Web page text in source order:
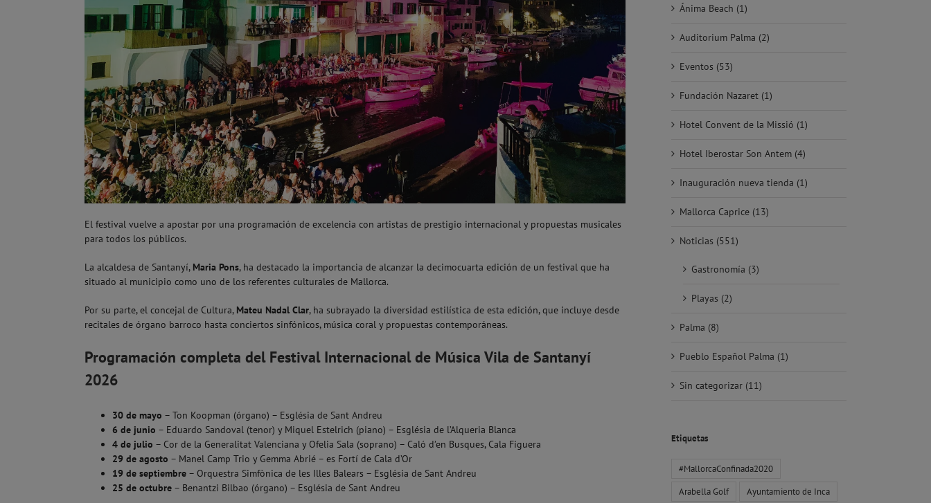
El festival vuelve a apostar por una programación de excelencia con artistas de prestigio internacional y propuestas musicales
para todos los públicos.
La alcaldesa de Santanyí, Maria Pons, ha destacado la importancia de alcanzar la decimocuarta edición de un festival que ha
situado al municipio como uno de los referentes culturales de Mallorca.
Por su parte, el concejal de Cultura, Mateu Nadal Clar, ha subrayado la diversidad estilística de esta edición, que incluye desde
recitales de órgano barroco hasta conciertos sinfónicos, música coral y propuestas contemporáneas.
Programación completa del Festival Internacional de Música Vila de Santanyí
2026
30 de mayo – Ton Koopman (órgano) – Església de Sant Andreu
6 de junio – Eduardo Sandoval (tenor) y Miquel Estelrich (piano) – Església de l’Alqueria Blanca
4 de julio – Cor de la Generalitat Valenciana y Ofelia Sala (soprano) – Caló d’en Busques, Cala Figuera
29 de agosto – Manel Camp Trio y Gemma Abrié – es Fortí de Cala d’Or
19 de septiembre – Orquestra Simfònica de les Illes Balears – Església de Sant Andreu
25 de octubre – Benantzi Bilbao (órgano) – Església de Sant Andreu
Ánima Beach (1)
Auditorium Palma (2)
Eventos (53)
Fundación Nazaret (1)
Hotel Convent de la Missió (1)
Hotel Iberostar Son Antem (4)
Inauguración nueva tienda (1)
Mallorca Caprice (13)
Noticias (551)
Gastronomía (3)
Playas (2)
Palma (8)
Pueblo Español Palma (1)
Sin categorizar (11)
Etiquetas
#MallorcaConfinada2020
Arabella Golf Ayuntamiento de Inca